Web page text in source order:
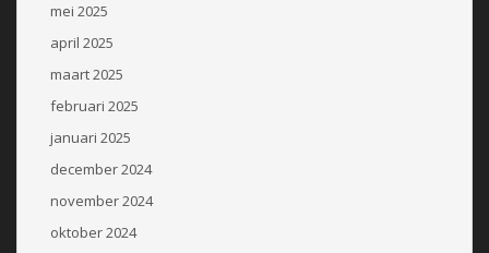
mei 2025
april 2025
maart 2025
februari 2025
januari 2025
december 2024
november 2024
oktober 2024